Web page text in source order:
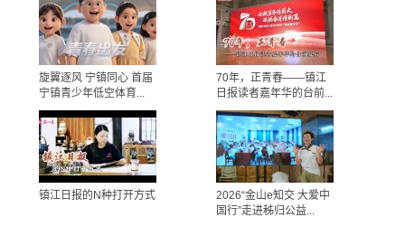
旋翼逐风 宁镇同心 首届
宁镇青少年低空体育...
70年，正青春——镇江
日报读者嘉年华的台前...
镇江日报的N种打开方式
2026“金山e知交 大爱中
国行”走进秭归公益...